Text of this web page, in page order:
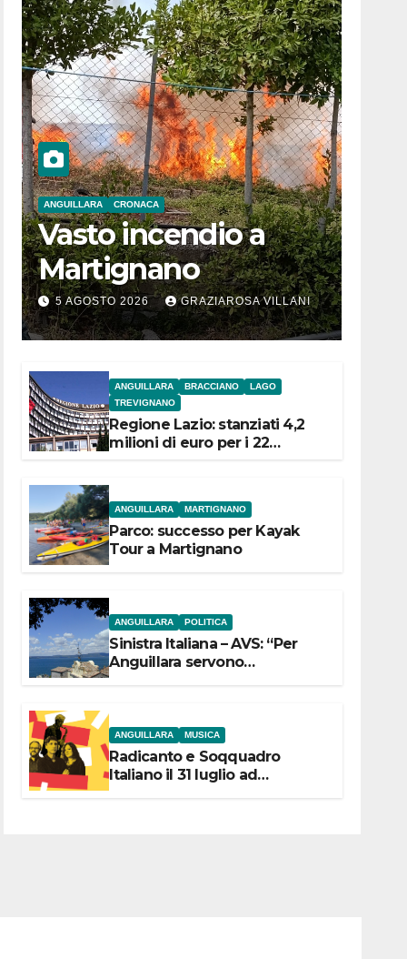
ANGUILLARA CRONACA
Vasto incendio a
Martignano
5 AGOSTO 2026 GRAZIAROSA VILLANI
ANGUILLARA BRACCIANO
LAGO
TREVIGNANO
Regione Lazio: stanziati 4,2
milioni di euro per i 22
ANGUILLARA MARTIGNANO
Parco: successo per Kayak
Tour a Martignano
ANGUILLARA POLITICA
Sinistra Italiana – AVS: “Per
Anguillara servono
ANGUILLARA MUSICA
Radicanto e Soqquadro
Italiano il 31 luglio ad